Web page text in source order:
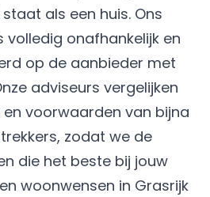
als een huis. Ons
volledig onafhankelijk en
op de aanbieder met
adviseurs vergelijken
voorwaarden van bijna
zodat we de
die het beste bij jouw
woonwensen in Grasrijk